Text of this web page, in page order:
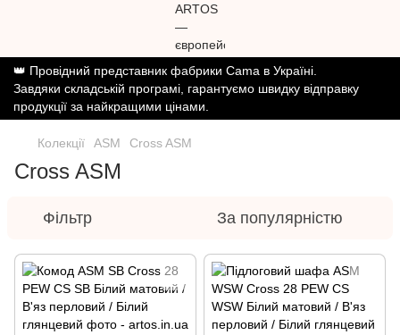
👑 Провідний представник фабрики Cama в Україні.
Завдяки складській програмі, гарантуємо швидку відправку
продукції за найкращими цінами.
Колекції ASM Cross ASM
Cross ASM
Фільтр За популярністю